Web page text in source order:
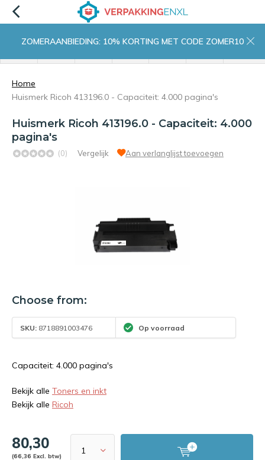
ZOMERAANBIEDING: 10% KORTING MET CODE ZOMER10
Home
Huismerk Ricoh 413196.0 - Capaciteit: 4.000 pagina's
Huismerk Ricoh 413196.0 - Capaciteit: 4.000
pagina's
(0) Vergelijk Aan verlanglijst toevoegen
Choose from:
SKU: 8718891003476 Op voorraad
Capaciteit: 4.000 pagina's
Bekijk alle Toners en inkt
Bekijk alle Ricoh
80,30
(66,36 Excl. btw)